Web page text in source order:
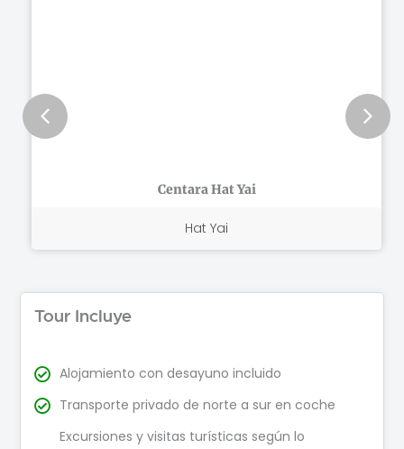
Centara Hat Yai
Hat Yai
Tour Incluye
Alojamiento con desayuno incluido
Transporte privado de norte a sur en coche
Excursiones y visitas turísticas según lo